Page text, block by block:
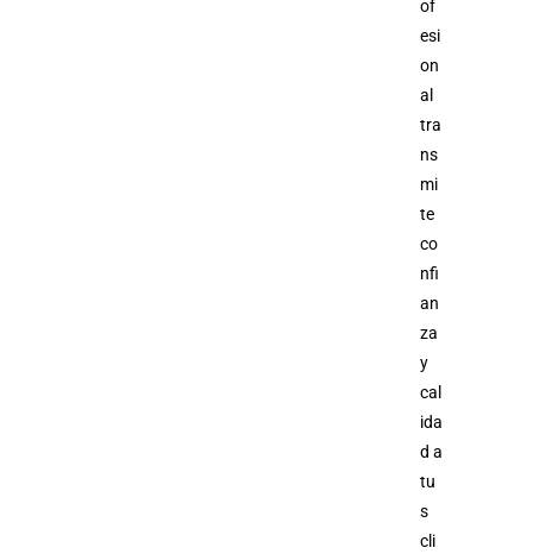
of
esi
on
al
tra
ns
mi
te
co
nfi
an
za
y
cal
ida
d a
tu
s
cli